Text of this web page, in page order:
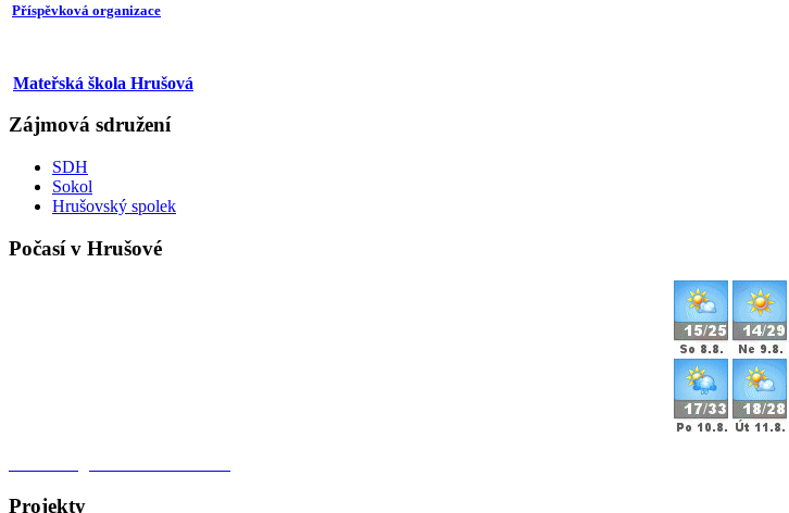
Příspěvková organizace
Mateřská škola Hrušová
Zájmová sdružení
SDH
Sokol
Hrušovský spolek
Počasí v Hrušové
Projekty